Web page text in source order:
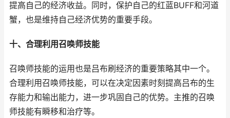
提高自己的经济收益。同时，保护自己的红蓝BUFF和河道
蟹，也是维持自己经济优势的重要手段。
十、合理利用召唤师技能
召唤师技能的运用也是吕布刷经济的重要策略其中一个。
合理利用召唤师技能，可以在决定因素时刻提高吕布的生
存能力和输出能力，进一步巩固自己的优势。主推的召唤
师技能有瞬移和治疗等。